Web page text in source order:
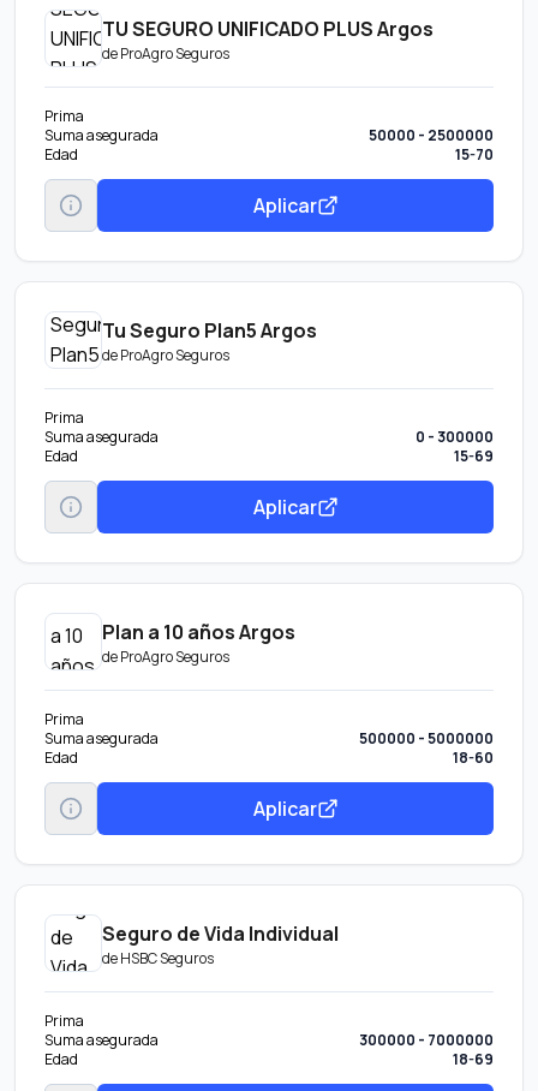
TU SEGURO UNIFICADO PLUS Argos
deProAgro Seguros
Prima
Suma asegurada
50000 - 2500000
Edad
15-70
Aplicar
Tu Seguro Plan5 Argos
deProAgro Seguros
Prima
Suma asegurada
0 - 300000
Edad
15-69
Aplicar
Plan a 10 años Argos
deProAgro Seguros
Prima
Suma asegurada
500000 - 5000000
Edad
18-60
Aplicar
Seguro de Vida Individual
deHSBC Seguros
Prima
Suma asegurada
300000 - 7000000
Edad
18-69